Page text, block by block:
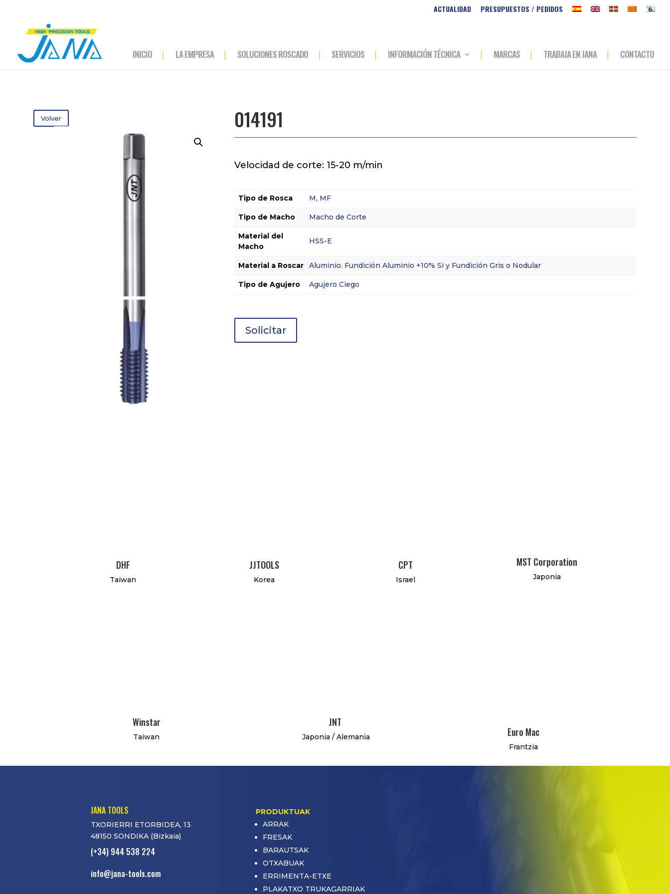
ACTUALIDAD PRESUPUESTOS / PEDIDOS
INICIO LA EMPRESA SOLUCIONES ROSCADO SERVICIOS INFORMACIÓN TÉCNICA MARCAS TRABAJA EN JANA CONTACTO
Volver 014191
Velocidad de corte: 15-20 m/min
Tipo de Rosca M, MF
Tipo de Macho Macho de Corte
Material del
Macho
HSS-E
Material a Roscar Aluminio. Fundición Aluminio +10% Si y Fundición Gris o Nodular
Tipo de Agujero Agujero Ciego
Solicitar
DHF
Taiwan
JJTOOLS
Korea
CPT
Israel
MST Corporation
Japonia
Winstar
Taiwan
JNT
Japonia / Alemania Euro Mac
Frantzia
JANA TOOLS
TXORIERRI ETORBIDEA, 13
48150 SONDIKA (Bizkaia)
(+34) 944 538 224
info@jana-tools.com
PRODUKTUAK
ARRAK
FRESAK
BARAUTSAK
OTXABUAK
ERRIMENTA-ETXE
PLAKATXO TRUKAGARRIAK